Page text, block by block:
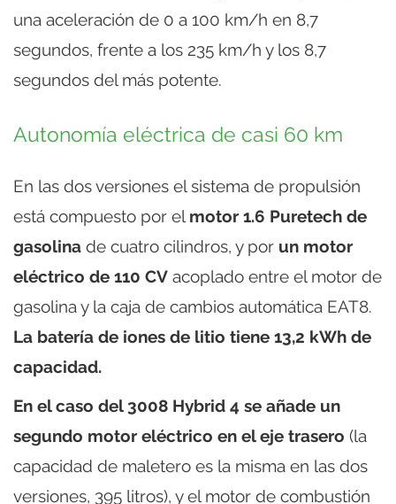
una aceleración de 0 a 100 km/h en 8,7
segundos, frente a los 235 km/h y los 8,7
segundos del más potente.
Autonomía eléctrica de casi 60 km
En las dos versiones el sistema de propulsión
está compuesto por el motor 1.6 Puretech de
gasolina de cuatro cilindros, y por un motor
eléctrico de 110 CV acoplado entre el motor de
gasolina y la caja de cambios automática EAT8.
La batería de iones de litio tiene 13,2 kWh de
capacidad.
En el caso del 3008 Hybrid 4 se añade un
segundo motor eléctrico en el eje trasero (la
capacidad de maletero es la misma en las dos
versiones, 395 litros), y el motor de combustión